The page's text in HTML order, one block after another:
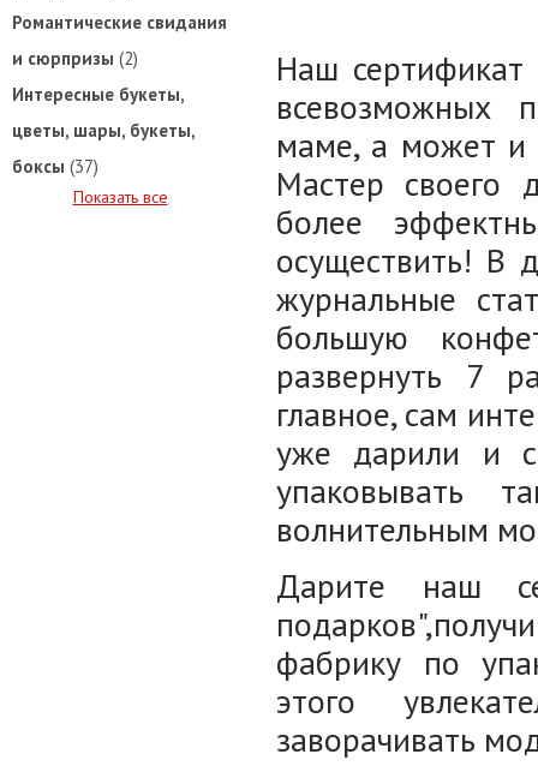
Наш сертификат
всевозможных
маме, а может и
Мастер своего
более
осуществить! В
журнальные
большую
развернуть 7
главное, сам
уже дарили и
упаковывать
волнительным
Дарите наш
фабрику по
этого
заворачивать
Романтические свидания
и сюрпризы (2)
Интересные букеты,
цветы, шары, букеты,
боксы (37)
Показать все